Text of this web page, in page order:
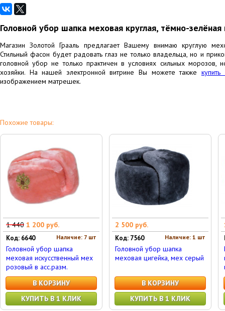
Головной убор шапка меховая круглая, тёмно-зелёная
Магазин Золотой Грааль предлагает Вашему внимаю круглую
Стильный фасон будет радовать глаз не только владельца, но и
головной убор не только практичен в условиях сильных морозов,
хозяйки. На нашей электронной витрине Вы можете также
изображением матрешек.
Похожие товары:
1 440 1 200 руб.
Наличие: 7 шт
Код: 6640
Головной убор шапка
меховая искусственный мех
розовый в асс.разм.
В КОРЗИНУ
КУПИТЬ В 1 КЛИК
2 500 руб.
Наличие: 1 шт
Код: 7560
Головной убор шапка
меховая цигейка, мех серый
В КОРЗИНУ
КУПИТЬ В 1 КЛИК